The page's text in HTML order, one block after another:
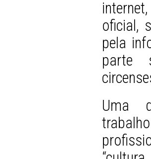
oficial,
pela
parte
Uma